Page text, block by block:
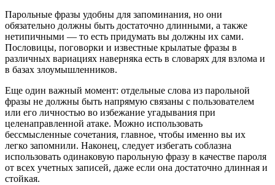
Парольные фразы удобны для запоминания, но они
обязательно должны быть достаточно длинными, а также
нетипичными — то есть придумать вы должны их сами.
Пословицы, поговорки и известные крылатые фразы в
различных вариациях наверняка есть в словарях для взлома и
в базах злоумышленников.
Еще один важный момент: отдельные слова из парольной
фразы не должны быть напрямую связаны с пользователем
или его личностью во избежание угадывания при
целенаправленной атаке. Можно использовать
бессмысленные сочетания, главное, чтобы именно вы их
легко запомнили. Наконец, следует избегать соблазна
использовать одинаковую парольную фразу в качестве пароля
от всех учетных записей, даже если она достаточно длинная и
стойкая.